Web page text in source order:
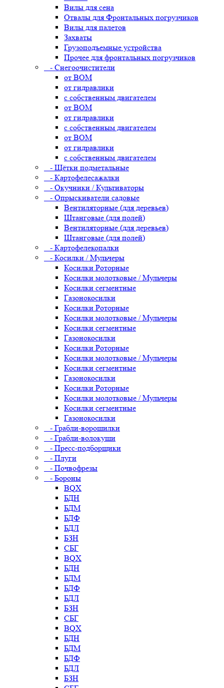
Вилы для сена
Отвалы для Фронтальных погрузчиков
Вилы для палетов
Захваты
Грузоподъемные устройства
Прочее для фронтальных погрузчиков
- Снегоочистители
от ВОМ
от гидравлики
с собственным двигателем
от ВОМ
от гидравлики
с собственным двигателем
от ВОМ
от гидравлики
с собственным двигателем
- Щётки подметальные
- Картофелесажалки
- Окучники / Культиваторы
- Опрыскиватели садовые
Вентиляторные (для деревьев)
Штанговые (для полей)
Вентиляторные (для деревьев)
Штанговые (для полей)
- Картофелекопалки
- Косилки / Мульчеры
Косилки Роторные
Косилки молотковые / Мульчеры
Косилки сегментные
Газонокосилки
Косилки Роторные
Косилки молотковые / Мульчеры
Косилки сегментные
Газонокосилки
Косилки Роторные
Косилки молотковые / Мульчеры
Косилки сегментные
Газонокосилки
Косилки Роторные
Косилки молотковые / Мульчеры
Косилки сегментные
Газонокосилки
- Грабли-ворошилки
- Грабли-волокуши
- Пресс-подборщики
- Плуги
- Почвофрезы
- Бороны
BQX
БДН
БДМ
БДФ
БДЛ
БЗН
СБГ
BQX
БДН
БДМ
БДФ
БДЛ
БЗН
СБГ
BQX
БДН
БДМ
БДФ
БДЛ
БЗН